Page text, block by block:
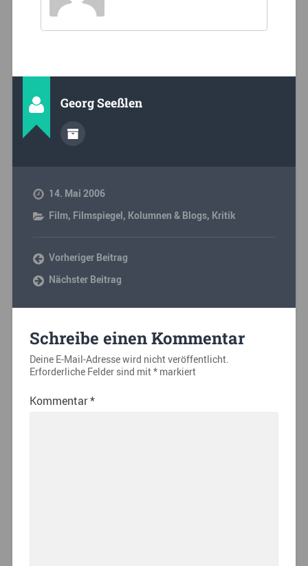
Georg Seeßlen
14. Mai 2006
Film, Filmspiegel, Kolumnen & Blogs, Kritik
Vorheriger Beitrag
Nächster Beitrag
Schreibe einen Kommentar
Deine E-Mail-Adresse wird nicht veröffentlicht.
Erforderliche Felder sind mit*markiert
Kommentar*